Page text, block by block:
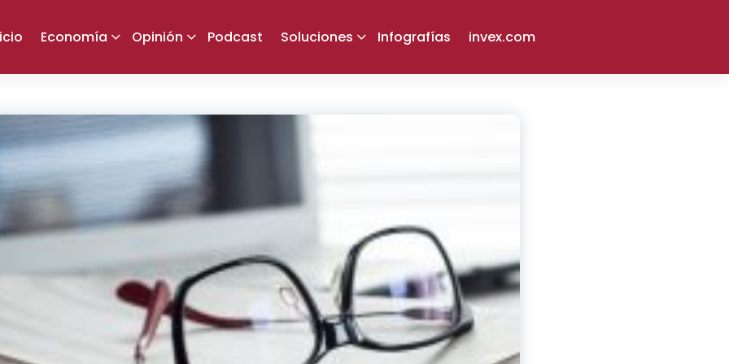
Economía Opinión Podcast Soluciones Infografías invex.com